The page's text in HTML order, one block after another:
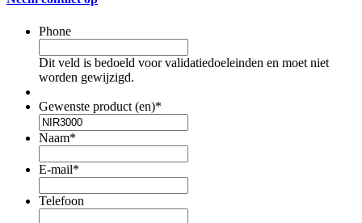
Phone
Dit veld is bedoeld voor validatiedoeleinden en moet niet
worden gewijzigd.
Gewenste product (en)*
Naam*
E-mail*
Telefoon